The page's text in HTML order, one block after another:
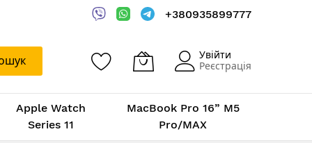
+380935899777
Увійти
Реєстрація
Apple Watch
Series 11
MacBook Pro 16” M5
Pro/MAX